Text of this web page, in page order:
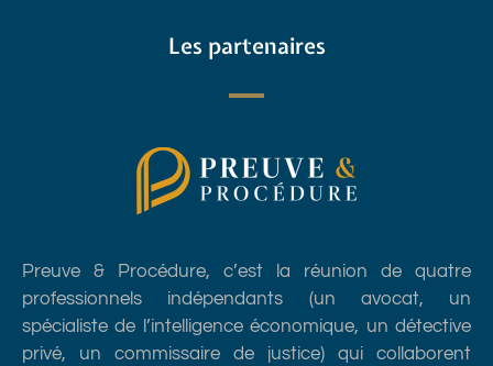
Les partenaires
Preuve & Procédure, c’est la réunion de quatre
professionnels indépendants (un avocat, un
spécialiste de l’intelligence économique, un détective
privé, un commissaire de justice) qui collaborent